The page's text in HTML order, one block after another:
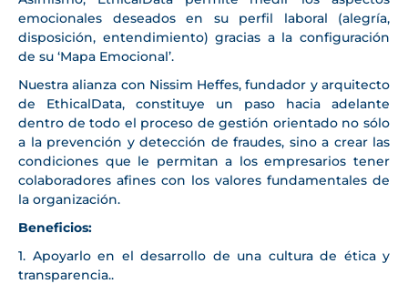
emocionales deseados en su perfil laboral (alegría,
disposición, entendimiento) gracias a la configuración
de su ‘Mapa Emocional’.
Nuestra alianza con Nissim Heffes, fundador y arquitecto
de EthicalData, constituye un paso hacia adelante
dentro de todo el proceso de gestión orientado no sólo
a la prevención y detección de fraudes, sino a crear las
condiciones que le permitan a los empresarios tener
colaboradores afines con los valores fundamentales de
la organización.
Beneficios:
1. Apoyarlo en el desarrollo de una cultura de ética y
transparencia..